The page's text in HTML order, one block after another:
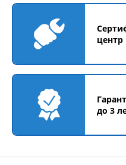
центр
до 3